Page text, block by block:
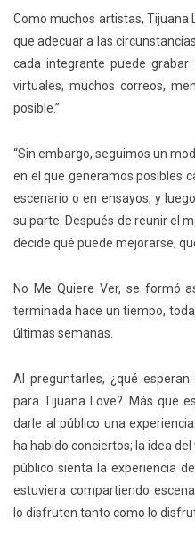
Como muchos artistas, Tijuana
que adecuar a las
cada integrante puede grabar
virtuales, muchos correos,
posible.”
“Sin embargo, seguimos un
en el que generamos posibles
escenario o en ensayos, y
su parte. Después de reunir el
decide qué puede mejorarse,
No Me Quiere Ver, se formó
terminada hace un tiempo,
últimas semanas.
Al preguntarles, ¿qué
para Tijuana Love?. Más que
darle al público una
ha habido conciertos; la idea del
público sienta la experiencia
estuviera compartiendo
lo disfruten tanto como lo